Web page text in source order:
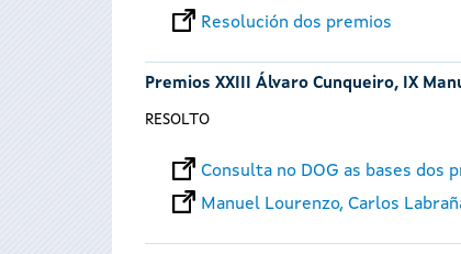
Resolución dos premios
Premios XXIII Álvaro Cunqueiro, IX
RESOLTO
Consulta no DOG as bases dos
Manuel Lourenzo, Carlos